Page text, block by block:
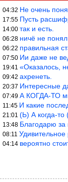
04:32 Не очень
17:55 Пусть
14:00 так и есть.
06:28 ничё не понял
06:22 правильная
07:50 Ии даже не
19:41 «Оказалось,
09:42 ахренеть.
20:37 Интересные
07:49 А КОГДА-ТО
11:45 И какие
21:01 (Ь) А когда-то
13:48 Благодарю
08:11 Удивительное
04:14 вероятно стоит